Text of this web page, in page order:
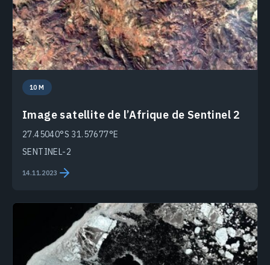
10 M
Image satellite de l’Afrique de Sentinel 2
27.45040°S 31.57677°E
SENTINEL-2
14.11.2023